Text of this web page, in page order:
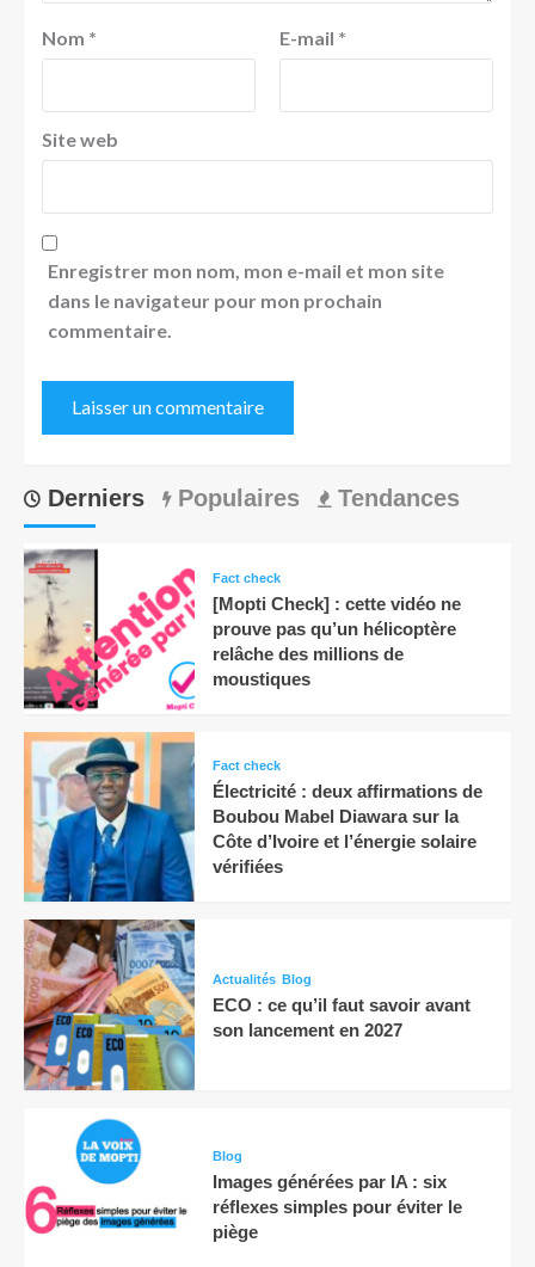
Nom * E-mail *
Site web
Enregistrer mon nom, mon e-mail et mon site
dans le navigateur pour mon prochain
commentaire.
Derniers Populaires Tendances
Fact check
[Mopti Check] : cette vidéo ne
prouve pas qu’un hélicoptère
relâche des millions de
moustiques
Fact check
Électricité : deux affirmations de
Boubou Mabel Diawara sur la
Côte d’Ivoire et l’énergie solaire
vérifiées
Actualités Blog
ECO : ce qu’il faut savoir avant
son lancement en 2027
Blog
Images générées par IA : six
réflexes simples pour éviter le
piège